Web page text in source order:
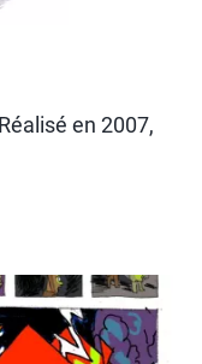
en 2007,